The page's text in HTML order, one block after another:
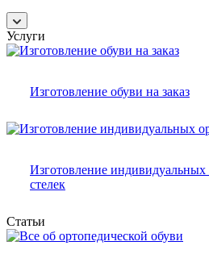
Услуги
Изготовление обуви на заказ
Изготовление индивидуальных
стелек
Статьи